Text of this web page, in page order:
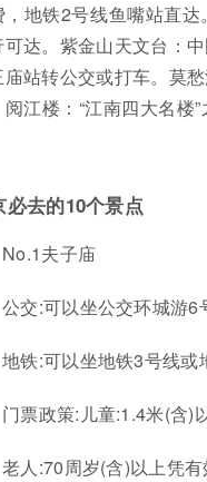
，地铁2号线鱼嘴站直
可达。紫金山天文台：
庙站转公交或打车。莫
阅江楼：“江南四大名楼
必去的10个景点
No.1夫子庙
公交:可以坐公交环城游
地铁:可以坐地铁3号线
门票政策:儿童:1.4米(含)
老人:70周岁(含)以上凭有